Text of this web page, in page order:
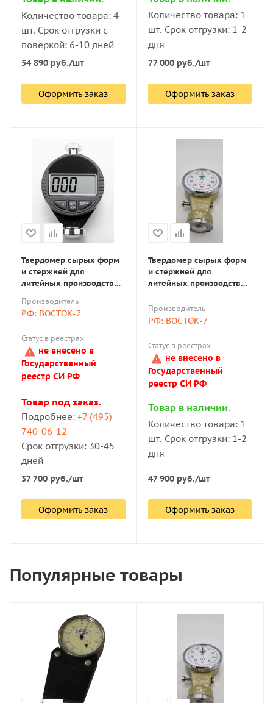
Количество товара: 4
шт. Срок отгрузки с
поверкой: 6-10 дней
54 890 руб./шт
Оформить заказ
Количество товара: 1
шт. Срок отгрузки: 1-2
дня
77 000руб./шт
Оформить заказ
Твердомер сырых форм
и стержней для
литейных производств
Производитель
РФ: ВОСТОК-7
Статус в реестрах
не внесено в
Государственный
реестр СИ РФ
Товар под заказ.
Подробнее: +7 (495)
740-06-12
Срок отгрузки: 30-45
дней
37 700 руб./шт
Оформить заказ
Твердомер сырых форм
и стержней для
литейных производств
Производитель
РФ: ВОСТОК-7
Статус в реестрах
не внесено в
Государственный
реестр СИ РФ
Товар в наличии.
Количество товара: 1
шт. Срок отгрузки: 1-2
дня
47 900руб./шт
Оформить заказ
Популярные товары